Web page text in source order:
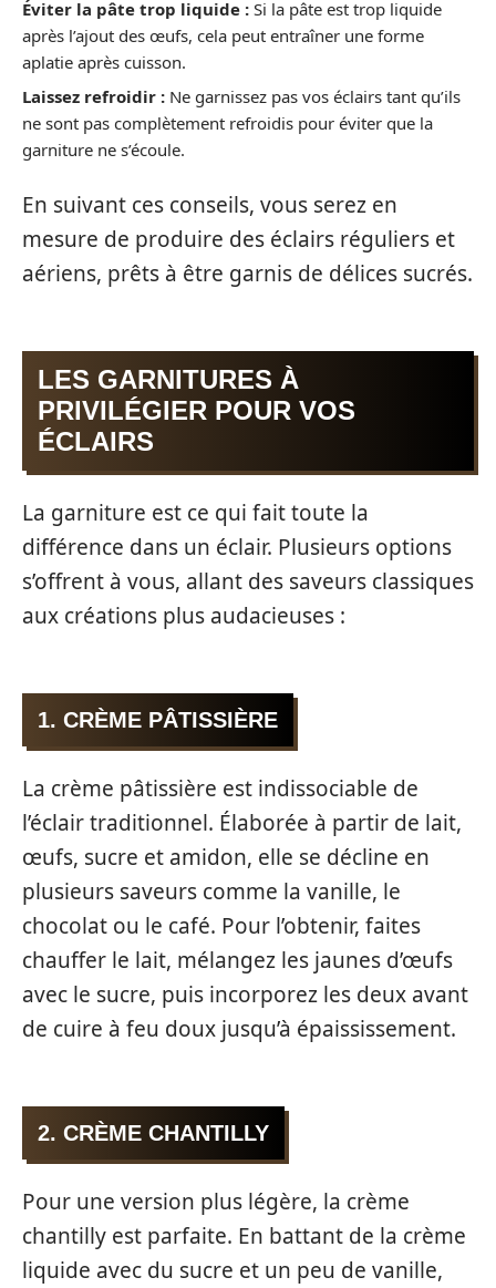
Éviter la pâte trop liquide : Si la pâte est trop liquide
après l’ajout des œufs, cela peut entraîner une forme
aplatie après cuisson.
Laissez refroidir : Ne garnissez pas vos éclairs tant qu’ils
ne sont pas complètement refroidis pour éviter que la
garniture ne s’écoule.
En suivant ces conseils, vous serez en
mesure de produire des éclairs réguliers et
aériens, prêts à être garnis de délices sucrés.
LES GARNITURES À
PRIVILÉGIER POUR VOS
ÉCLAIRS
La garniture est ce qui fait toute la
différence dans un éclair. Plusieurs options
s’offrent à vous, allant des saveurs classiques
aux créations plus audacieuses :
1. CRÈME PÂTISSIÈRE
La crème pâtissière est indissociable de
l’éclair traditionnel. Élaborée à partir de lait,
œufs, sucre et amidon, elle se décline en
plusieurs saveurs comme la vanille, le
chocolat ou le café. Pour l’obtenir, faites
chauffer le lait, mélangez les jaunes d’œufs
avec le sucre, puis incorporez les deux avant
de cuire à feu doux jusqu’à épaississement.
2. CRÈME CHANTILLY
Pour une version plus légère, la crème
chantilly est parfaite. En battant de la crème
liquide avec du sucre et un peu de vanille,